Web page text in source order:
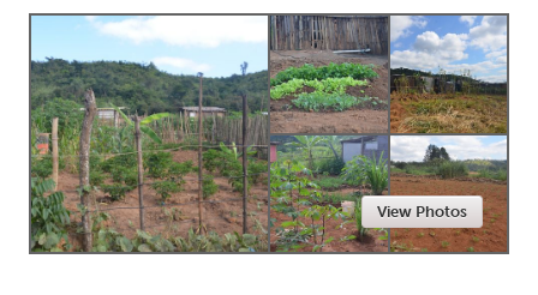
Javakhk
Yerevan
AUSTRALIA
Adelaide
Fleurieu
Lake Mac
Lower Hunter
Newcastle
Sydney
View Photos